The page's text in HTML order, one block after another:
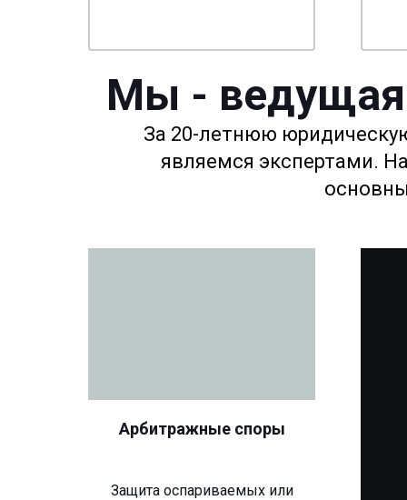
Мы - ведущая
За 20-летнюю
являемся экспертами.
Арбитражные споры
Защита оспариваемых или